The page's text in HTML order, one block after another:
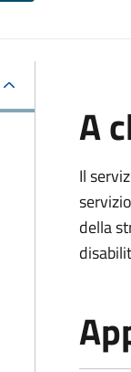
A
Il
della